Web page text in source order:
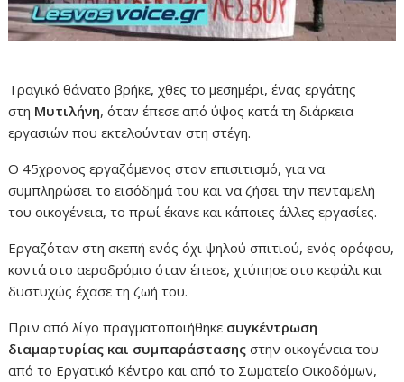
Τραγικό θάνατο βρήκε, χθες το μεσημέρι, ένας εργάτης
στη Μυτιλήνη, όταν έπεσε από ύψος κατά τη διάρκεια
εργασιών που εκτελούνταν στη στέγη.
Ο 45χρονος εργαζόμενος στον επισιτισμό, για να
συμπληρώσει το εισόδημά του και να ζήσει την πενταμελή
του οικογένεια, το πρωί έκανε και κάποιες άλλες εργασίες.
Εργαζόταν στη σκεπή ενός όχι ψηλού σπιτιού, ενός ορόφου,
κοντά στο αεροδρόμιο όταν έπεσε, χτύπησε στο κεφάλι και
δυστυχώς έχασε τη ζωή του.
Πριν από λίγο πραγματοποιήθηκε συγκέντρωση
διαμαρτυρίας και συμπαράστασης στην οικογένεια του
από το Εργατικό Κέντρο και από το Σωματείο Οικοδόμων,